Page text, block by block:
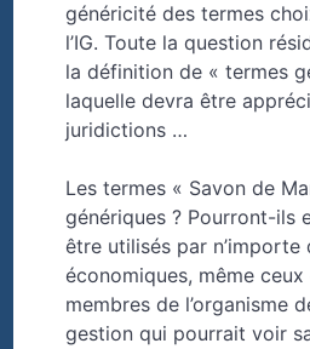
généricité des termes
l’IG. Toute la question
la définition de « termes
laquelle devra être
juridictions …
Les termes « Savon de
génériques ? Pourront-ils
être utilisés par n’importe
économiques, même
membres de l’organisme
gestion qui pourrait voir